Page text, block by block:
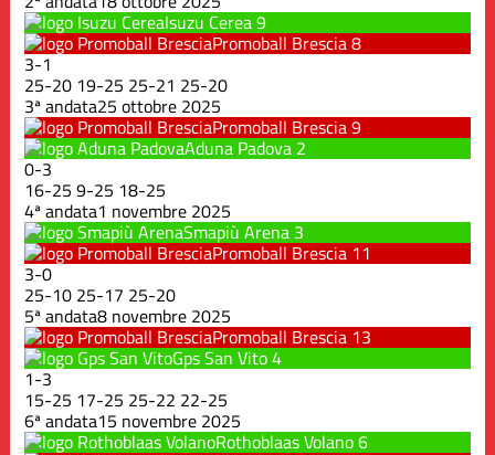
Isuzu Cerea9
Promoball Brescia8
3-1
25-20 19-25 25-21 25-20
3ª andata25 ottobre 2025
Promoball Brescia9
Aduna Padova 2
0-3
16-25 9-25 18-25
4ª andata1 novembre 2025
Smapiù Arena 3
Promoball Brescia 11
3-0
25-10 25-17 25-20
5ª andata8 novembre 2025
Promoball Brescia 13
Gps San Vito4
1-3
15-25 17-25 25-22 22-25
6ª andata15 novembre 2025
Rothoblaas Volano6